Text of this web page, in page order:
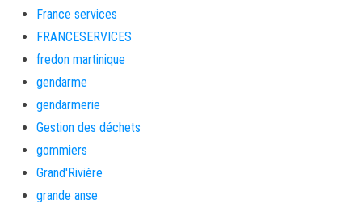
France services
FRANCESERVICES
fredon martinique
gendarme
gendarmerie
Gestion des déchets
gommiers
Grand'Rivière
grande anse